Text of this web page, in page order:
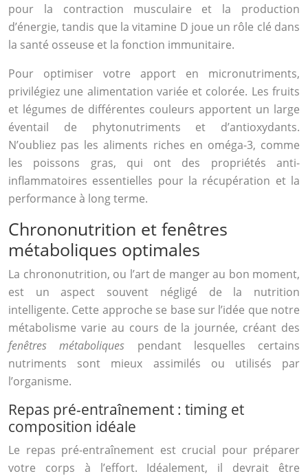
pour la contraction musculaire et la production
d’énergie, tandis que la vitamine D joue un rôle clé dans
la santé osseuse et la fonction immunitaire.
Pour optimiser votre apport en micronutriments,
privilégiez une alimentation variée et colorée. Les fruits
et légumes de différentes couleurs apportent un large
éventail de phytonutriments et d’antioxydants.
N’oubliez pas les aliments riches en oméga-3, comme
les poissons gras, qui ont des propriétés anti-
inflammatoires essentielles pour la récupération et la
performance à long terme.
Chrononutrition et fenêtres
métaboliques optimales
La chrononutrition, ou l’art de manger au bon moment,
est un aspect souvent négligé de la nutrition
intelligente. Cette approche se base sur l’idée que notre
métabolisme varie au cours de la journée, créant des
fenêtres métaboliques pendant lesquelles certains
nutriments sont mieux assimilés ou utilisés par
l’organisme.
Repas pré-entraînement : timing et
composition idéale
Le repas pré-entraînement est crucial pour préparer
votre corps à l’effort. Idéalement, il devrait être